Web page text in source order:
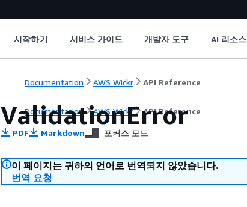
시작하기 서비스 가이드 개발자 도구 AI 리소스
Documentation AWS Wickr API Reference
Documentation AWS Wickr API Reference
ValidationError
PDF Markdown 포커스 모드
이 페이지는 귀하의 언어로 번역되지 않았습니다.
번역 요청